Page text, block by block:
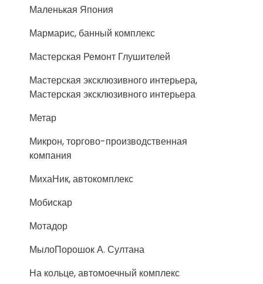
Маленькая Япония
Мармарис, банный комплекс
Мастерская Ремонт Глушителей
Мастерская эксклюзивного интерьера,
Мастерская эксклюзивного интерьера
Метар
Микрон, торгово-производственная
компания
МихаНик, автокомплекс
Мобискар
Мотадор
МылоПорошок А. Султана
На кольце, автомоечный комплекс